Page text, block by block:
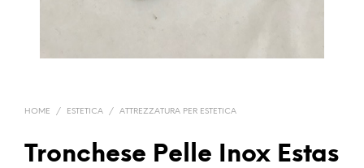
HOME / ESTETICA / ATTREZZATURA PER ESTETICA
Tronchese Pelle Inox Estas